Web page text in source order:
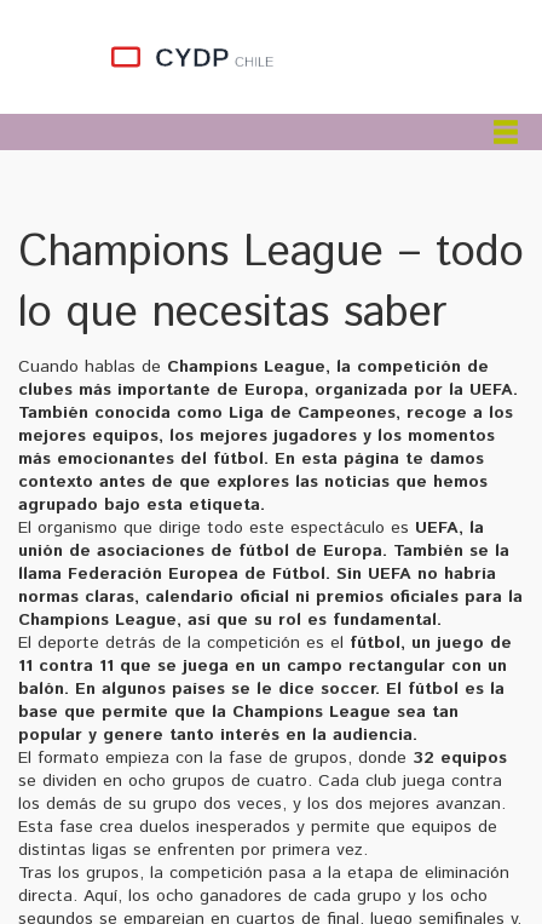
Champions League – todo
lo que necesitas saber
Cuando hablas de Champions League, la competición de
clubes más importante de Europa, organizada por la UEFA.
También conocida como Liga de Campeones, recoge a los
mejores equipos, los mejores jugadores y los momentos
más emocionantes del fútbol. En esta página te damos
contexto antes de que explores las noticias que hemos
agrupado bajo esta etiqueta.
El organismo que dirige todo este espectáculo es UEFA, la
unión de asociaciones de fútbol de Europa. También se la
llama Federación Europea de Fútbol. Sin UEFA no habría
normas claras, calendario oficial ni premios oficiales para la
Champions League, así que su rol es fundamental.
El deporte detrás de la competición es el fútbol, un juego de
11 contra 11 que se juega en un campo rectangular con un
balón. En algunos países se le dice soccer. El fútbol es la
base que permite que la Champions League sea tan
popular y genere tanto interés en la audiencia.
El formato empieza con la fase de grupos, donde 32 equipos
se dividen en ocho grupos de cuatro. Cada club juega contra
los demás de su grupo dos veces, y los dos mejores avanzan.
Esta fase crea duelos inesperados y permite que equipos de
distintas ligas se enfrenten por primera vez.
Tras los grupos, la competición pasa a la etapa de eliminación
directa. Aquí, los ocho ganadores de cada grupo y los ocho
segundos se emparejan en cuartos de final, luego semifinales y,